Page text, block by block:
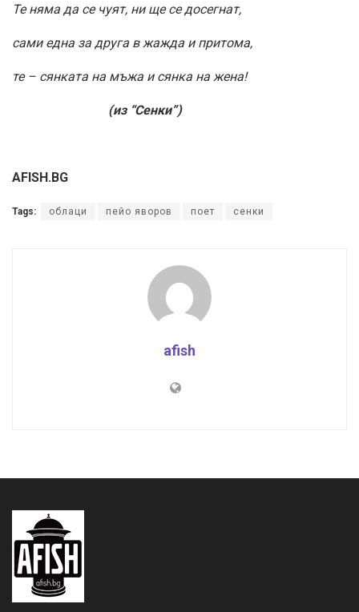
Те няма да се чуят, ни ще се досегнат,
сами една за друга в жажда и притома,
те – сянката на мъжа и сянка на жена!
(из “Сенки”)
AFISH.BG
Tags: облаци пейо яворов поет сенки
afish